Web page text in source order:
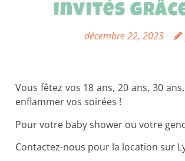
invités
décembre 22, 2023
Vous fêtez vos 18 ans, 20 ans, 30
enflammer vos soirées !
Pour votre baby shower ou votre
Contactez-nous pour la location sur